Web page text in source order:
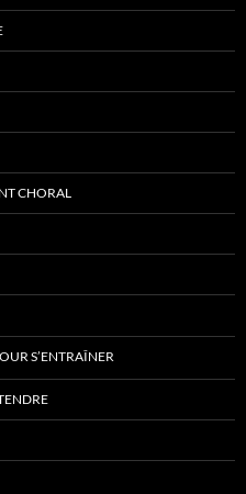
CHORAL
S’ENTRAÎNER